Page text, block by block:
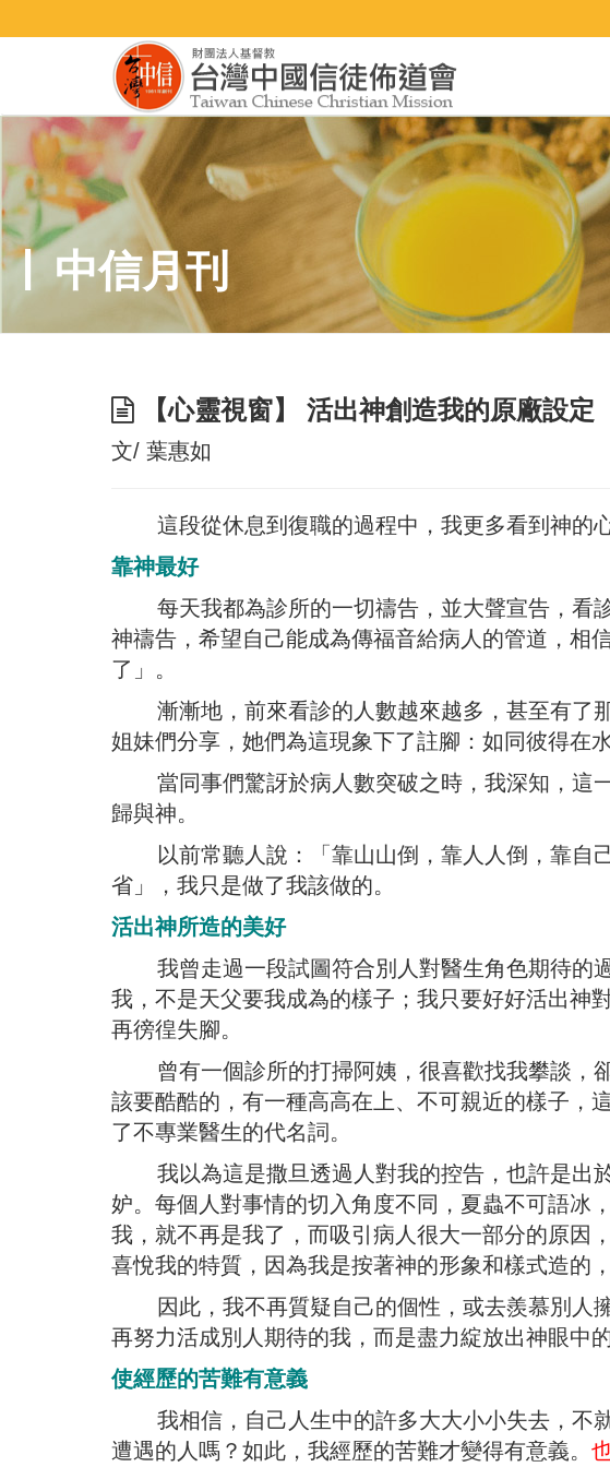
中信月刊
【心靈視窗】 活出神創造我的原廠設定
文/ 葉惠如
這段從休息到復職的過程中，我更多看到神的心
靠神最好
每天我都為診所的一切禱告，並大聲宣告，看
神禱告，希望自己能成為傳福音給病人的管道，相
了」。
漸漸地，前來看診的人數越來越多，甚至有了
姐妹們分享，她們為這現象下了註腳：如同彼得在
當同事們驚訝於病人數突破之時，我深知，這
歸與神。
以前常聽人說：「靠山山倒，靠人人倒，靠自
省」，我只是做了我該做的。
活出神所造的美好
我曾走過一段試圖符合別人對醫生角色期待的
我，不是天父要我成為的樣子；我只要好好活出神
再徬徨失腳。
曾有一個診所的打掃阿姨，很喜歡找我攀談，
該要酷酷的，有一種高高在上、不可親近的樣子，
了不專業醫生的代名詞。
我以為這是撒旦透過人對我的控告，也許是出
妒。每個人對事情的切入角度不同，夏蟲不可語冰
我，就不再是我了，而吸引病人很大一部分的原因
喜悅我的特質，因為我是按著神的形象和樣式造的，
因此，我不再質疑自己的個性，或去羨慕別人
再努力活成別人期待的我，而是盡力綻放出神眼中
使經歷的苦難有意義
我相信，自己人生中的許多大大小小失去，不
遭遇的人嗎？如此，我經歷的苦難才變得有意義。